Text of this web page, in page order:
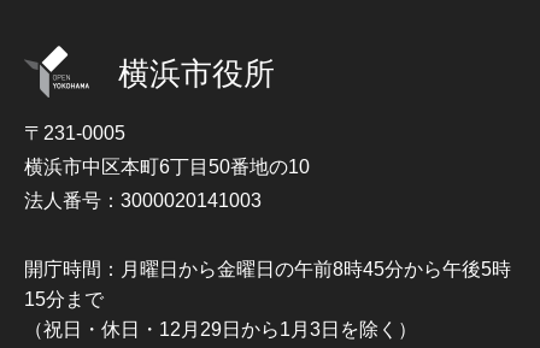
横浜市役所
〒231-0005
横浜市中区本町6丁目50番地の10
法人番号：3000020141003
開庁時間：月曜日から金曜日の午前8時45分から午後5時
15分まで
（祝日・休日・12月29日から1月3日を除く）